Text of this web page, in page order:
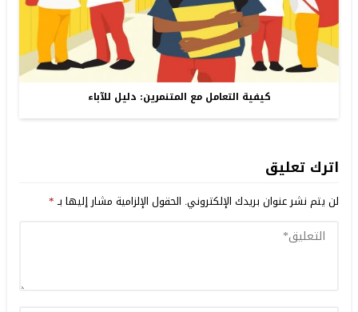
كيفية التعامل مع المتنمرين: دليل للآباء
اترك تعليق
لن يتم نشر عنوان بريدك الإلكتروني. الحقول الإلزامية مشار إليها بـ*